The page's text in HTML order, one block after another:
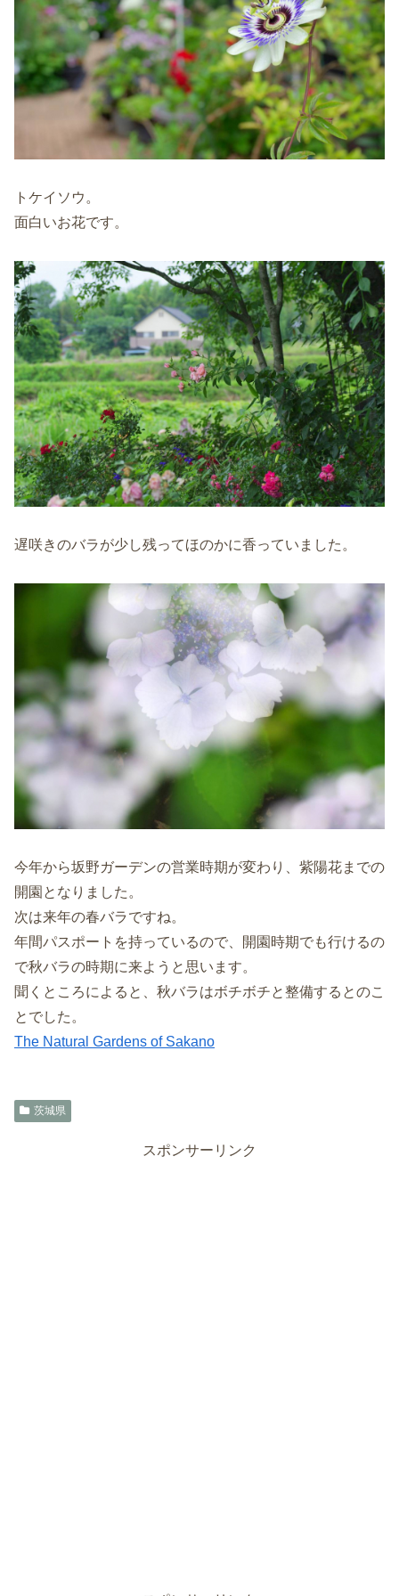
トケイソウ。
面白いお花です。
遅咲きのバラが少し残ってほのかに香っていました。
今年から坂野ガーデンの営業時期が変わり、紫陽花までの
開園となりました。
次は来年の春バラですね。
年間パスポートを持っているので、開園時期でも行けるの
で秋バラの時期に来ようと思います。
聞くところによると、秋バラはボチボチと整備するとのこ
とでした。
The Natural Gardens of Sakano
茨城県
スポンサーリンク